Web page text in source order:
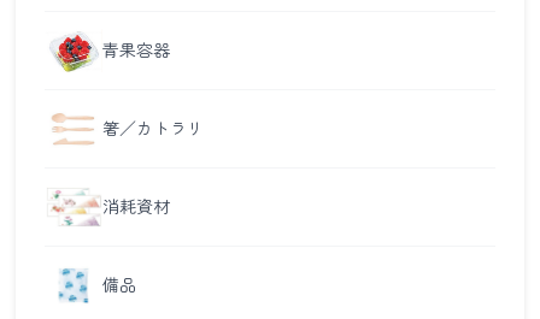
青果容器
箸／カトラリ
消耗資材
備品